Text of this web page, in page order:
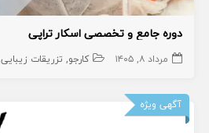
دوره جامع و تخصصی اسکار تراپی
مرداد ۸, ۱۴۰۵ کارجو تزریقات زیبایی
آگهی ویژه